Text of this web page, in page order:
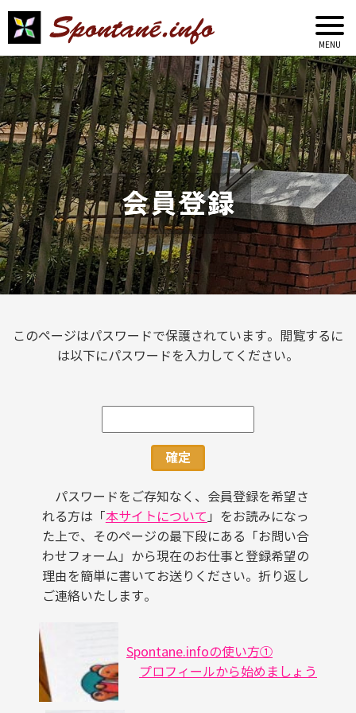
会員登録
このページはパスワードで保護されています。閲覧するに
は以下にパスワードを入力してください。
パスワードをご存知なく、会員登録を希望さ
れる方は「本サイトについて 」をお読みになっ
た上で、そのページの最下段にある「お問い合
わせフォーム」から現在のお仕事と登録希望の
理由を簡単に書いてお送りください。折り返し
ご連絡いたします。
Spontane.infoの使い方①
プロフィールから始めましょう